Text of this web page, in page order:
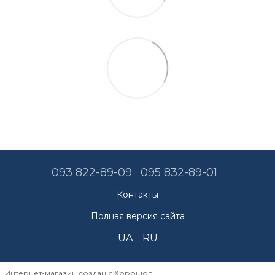
093 822-89-09 095 832-89-01
Контакты
Полная версия сайта
UA RU
Интернет-магазин создан с Хорошоп